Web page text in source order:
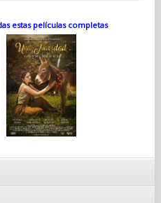
estas películas completas